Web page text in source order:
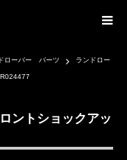
ローバー パーツ ランドロー
ントショックアッ